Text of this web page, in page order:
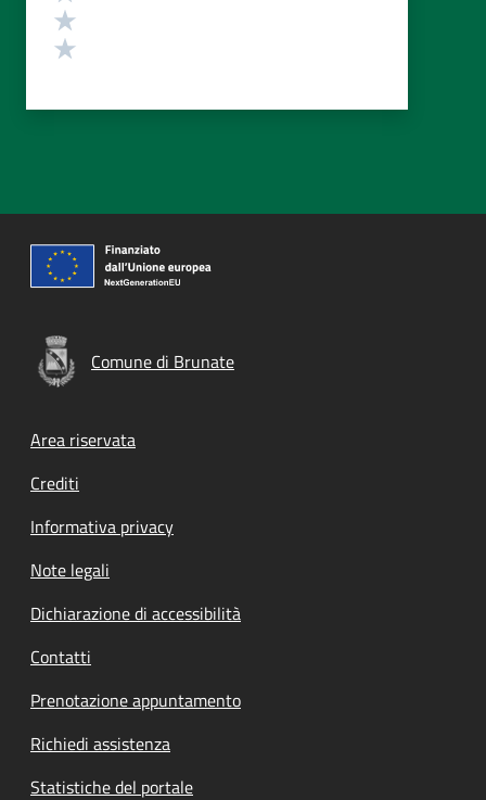
Comune di Brunate
Footer menu
Area riservata
Crediti
Informativa privacy
Note legali
Dichiarazione di accessibilità
Contatti
Prenotazione appuntamento
Richiedi assistenza
Statistiche del portale